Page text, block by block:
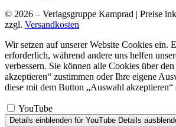
© 2026 – Verlagsgruppe Kamprad | Preise
zzgl. Versandkosten
Wir setzen auf unserer Website Cookies ein.
erforderlich, während andere uns helfen
verbessern. Sie können alle Cookies über
akzeptieren“ zustimmen oder Ihre eigene
diese mit dem Button „Auswahl akzeptieren“
YouTube
Details einblenden für YouTube Details